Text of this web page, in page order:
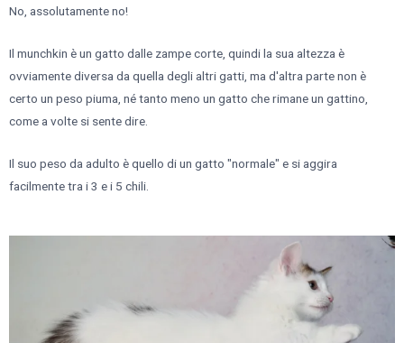
No, assolutamente no!
Il munchkin è un gatto dalle zampe corte, quindi la sua altezza è
ovviamente diversa da quella degli altri gatti, ma d'altra parte non è
certo un peso piuma, né tanto meno un gatto che rimane un gattino,
come a volte si sente dire.
Il suo peso da adulto è quello di un gatto "normale" e si aggira
facilmente tra i 3 e i 5 chili.